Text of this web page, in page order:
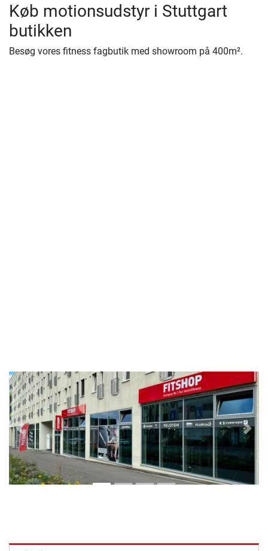
Køb motionsudstyr i Stuttgart
butikken
Besøg vores fitness fagbutik med showroom på 400m².
Previous Next